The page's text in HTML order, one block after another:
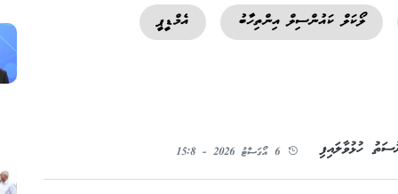
ލޯކަލް ކައުންސިލް އިންތިހާބު އެމްޑީޕީ
ހުޅުވާލައިފި 6 އޯގަސްޓު 2026 - 15:8